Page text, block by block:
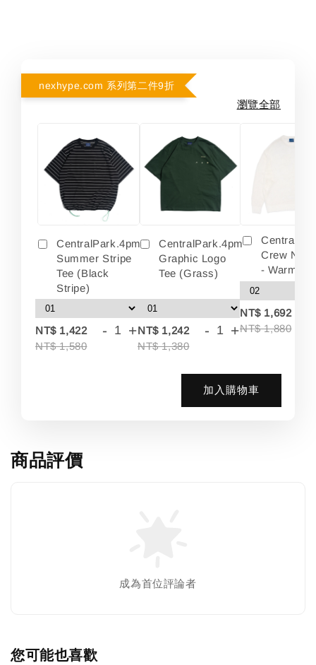
nexhype.com 系列第二件9折
瀏覽全部
CentralPark.4pm
Summer Stripe
Tee (Black
Stripe)
NT$ 1,422
NT$ 1,580
- +
CentralPark.4pm
Graphic Logo
Tee (Grass)
NT$ 1,242
NT$ 1,380
- +
Crew
- Warm
NT$ 1,692
NT$ 1,880
加入購物車
商品評價
成為首位評論者
您可能也喜歡